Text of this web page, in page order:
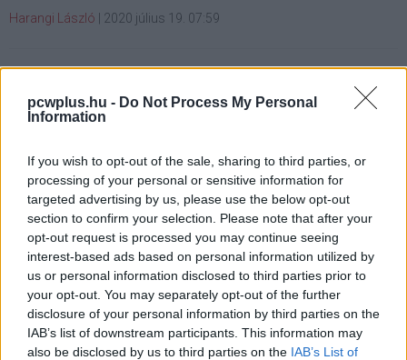
pcwplus.hu - Do Not Process My Personal
Information
If you wish to opt-out of the sale, sharing to third parties, or
processing of your personal or sensitive information for
targeted advertising by us, please use the below opt-out
section to confirm your selection. Please note that after your
opt-out request is processed you may continue seeing
interest-based ads based on personal information utilized by
us or personal information disclosed to third parties prior to
your opt-out. You may separately opt-out of the further
disclosure of your personal information by third parties on the
IAB’s list of downstream participants. This information may
also be disclosed by us to third parties on the IAB’s List of
Harangi László | 2020 július 19. 07:59
memóriaigényét, de túlságosan vissza kellett
ehhez venni a processzor teljesítményét.
A Microsoft júniusban reklámozta be, hogy a Chromium-
alapú Edge böngészője már 27 százalékkal kevesebb
memóriát használ, ha a Windows 10 májusi frissítése is
telepítve van. A Google arról beszélt, hogy követi az Edge
példáját a Chrome. Mindez azért lehetséges gyors
tempóban, mert a nyílt forráskódú Chromium
fejlesztéséhez már a Microsoft is hozzájárul, és